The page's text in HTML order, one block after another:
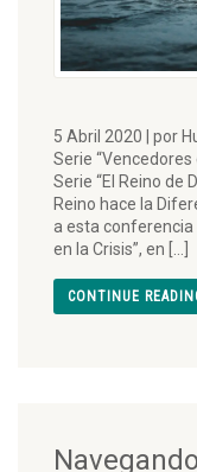
5 Abril 2020 | por
Serie
Serie “El Reino de
Reino hace la
a esta conferencia
en la Crisis”, en […]
CONTINUE